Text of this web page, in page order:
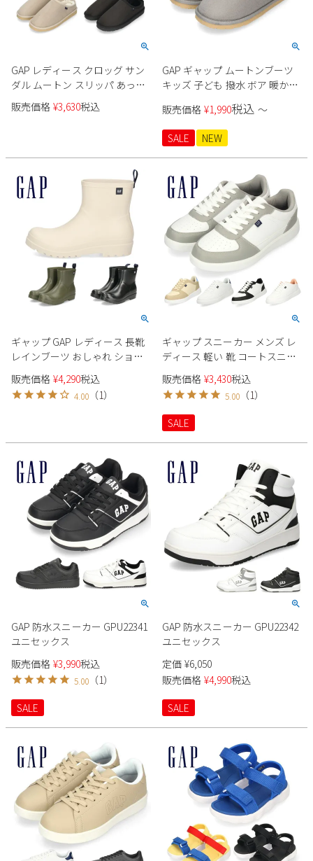
プライバシーポリシー
特定商取引法に基づく表示
お問い合わせ
GAP レディース クロッグ サン
ダル ムートン スリッパ あった
か 撥水 防寒 軽い 歩きやすい普
段履きワンマイル ギャップ
販売価格 ¥3,630税込
GAP ギャップ ムートンブーツ
キッズ 子ども 撥水 ボア 暖かい
GPK32361 ショートブーツ 靴 秋
冬
販売価格 ¥1,990税込 〜
SALE NEW
ギャップ GAP レディース 長靴
レインブーツ おしゃれ ショー
ト GPL22423 靴 ショートブーツ
ガーデニング 雨 通勤 通学 女性
販売価格 ¥4,290税込
4.00 （1）
ギャップ スニーカー メンズ レ
ディース 軽い 靴 コートスニー
カー ホワイト ブラック GAP
GPU12402 ベージュ グレー オレ
ンジ 黒 軽量 クッション性
販売価格 ¥3,430税込
5.00 （1）
SALE
GAP 防水スニーカー GPU22341
ユニセックス
販売価格 ¥3,990税込
5.00 （1）
SALE
GAP 防水スニーカー GPU22342
ユニセックス
定価 ¥6,050
販売価格 ¥4,990税込
SALE